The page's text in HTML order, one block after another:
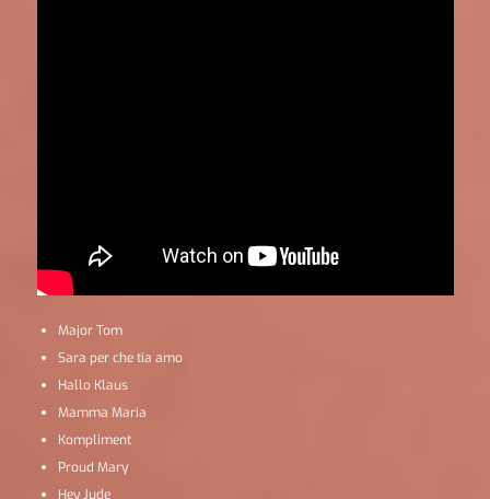
Major Tom
Sara per che tia amo
Hallo Klaus
Mamma Maria
Kompliment
Proud Mary
Hey Jude